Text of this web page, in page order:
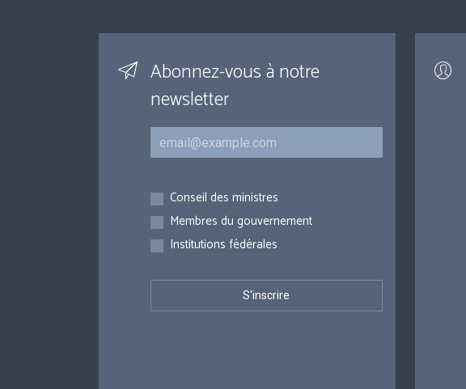
Abonnez-vous à notre
newsletter
Courriel
Inscriptions
Conseil des ministres
Membres du gouvernement
Institutions fédérales